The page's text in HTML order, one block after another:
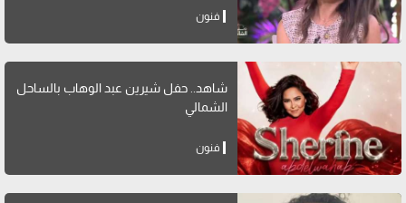
فنون
شاهد.. حفل شيرين عبد الوهاب بالساحل
الشمالي
فنون